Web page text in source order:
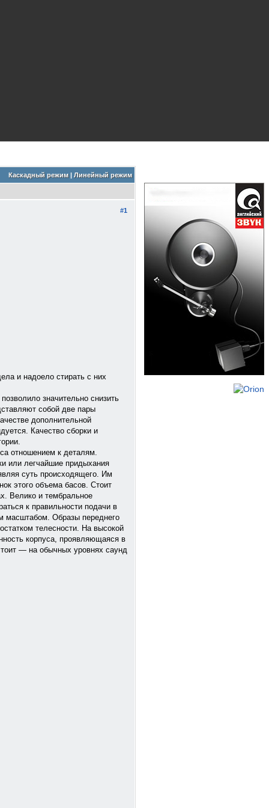
Каскадный режим| Линейный режим
#1
и надоело стирать с них
значительно снизить
собой две пары
дополнительной
Качество сборки и
отношением к деталям.
или легчайшие придыхания
суть происходящего. Им
этого объема басов. Стоит
Велико и тембральное
к правильности подачи в
масштабом. Образы переднего
телесности. На высокой
корпуса, проявляющаяся в
— на обычных уровнях саунд